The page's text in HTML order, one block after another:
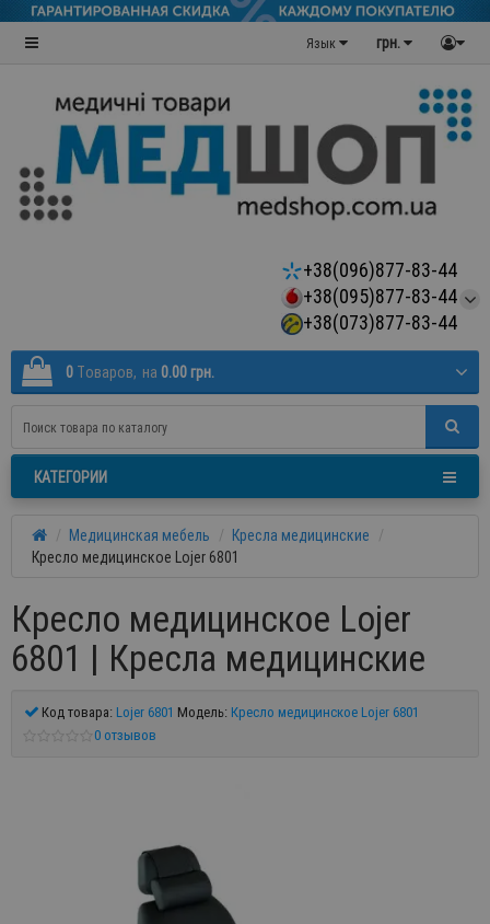
грн.
Язык
+38(096)877-83-44
+38(095)877-83-44
+38(073)877-83-44
0 Tоваров, на 0.00 грн.
КАТЕГОРИИ
Медицинская мебель
Кресла медицинские
Кресло медицинское Lojer 6801
Кресло медицинское Lojer
6801 | Кресла медицинские
Код товара: Lojer 6801 Модель: Кресло медицинское Lojer 6801
0 отзывов